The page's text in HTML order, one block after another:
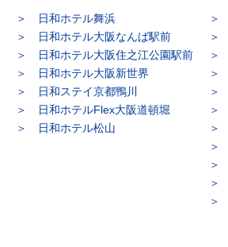
日和ホテル舞浜
日和ホテル大阪なんば駅前
日和ホテル大阪住之江公園駅前
日和ホテル大阪新世界
日和ステイ京都鴨川
日和ホテルFlex大阪道頓堀
日和ホテル松山